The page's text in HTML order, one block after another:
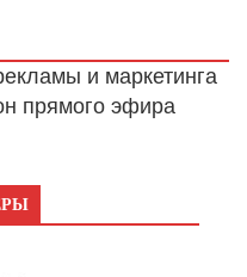
и маркетинга
прямого эфира